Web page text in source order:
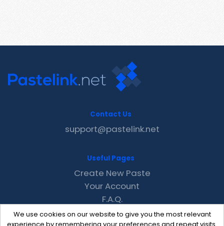
We use cookies on our website to give you the most relevant
Contact Us
support@pastelink.net
Useful Pages
Create New Paste
Your Account
F.A.Q.
Recent